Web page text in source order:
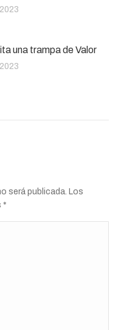
una trampa de Valor
será publicada. Los
*